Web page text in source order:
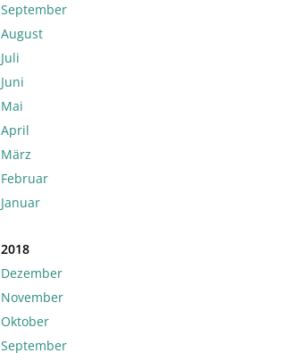
September
August
Juli
Juni
Mai
April
März
Februar
Januar
2018
Dezember
November
Oktober
September